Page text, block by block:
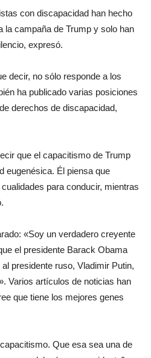
con discapacidad han hecho
la campaña de Trump y solo han
expresó.
decir, no sólo responde a los
ha publicado varias posiciones
derechos de discapacidad,
que el capacitismo de Trump
eugenésica. Él piensa que
para conducir, mientras
«Soy un verdadero creyente
el presidente Barack Obama
presidente ruso, Vladimir Putin,
Varios artículos de noticias han
que tiene los mejores genes
Que esa sea una de